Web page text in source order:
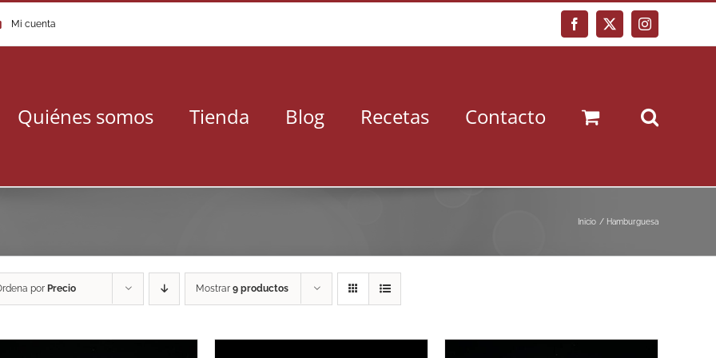
Mi cuenta Facebook
X Instagram
Quiénes somos Tienda Blog Recetas Contacto
Inicio Hamburguesa
por Precio Mostrar 9 productos